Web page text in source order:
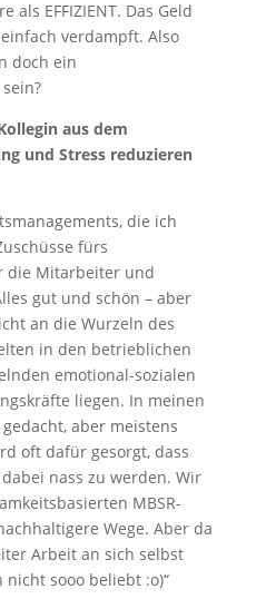
als EFFIZIENT. Das Geld
verdampft. Also
doch ein
aus dem
und Stress reduzieren
die ich
fürs
die Mitarbeiter und
gut und schön – aber
an die Wurzeln des
in den betrieblichen
emotional-sozialen
liegen. In meinen
aber meistens
oft dafür gesorgt, dass
nass zu werden. Wir
MBSR-
Wege. Aber da
Arbeit an sich selbst
sooo beliebt :o)“